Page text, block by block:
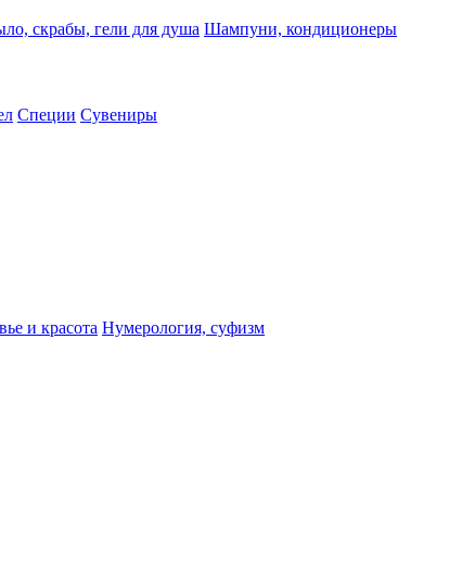
скрабы, гели для душа Шампуни, кондиционеры
Специи Сувениры
и красота Нумерология, суфизм